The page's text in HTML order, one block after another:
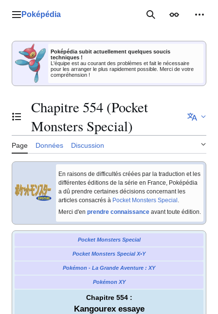
Menu principal
Poképédia RechercherApparence
Poképédia subit actuellement quelques soucis
techniques !
L'équipe est au courant des problèmes et fait le nécessaire
pour les arranger le plus rapidement possible. Merci de votre
compréhension !
Basculer la table des matières
Chapitre 554 (Pocket
Monsters Special)
Page Données Discussion
En raisons de difficultés créées par la traduction et les
différentes éditions de la série en France, Poképédia
a dû prendre certaines décisions concernant les
articles consacrés à Pocket Monsters Special.
Merci d'en prendre connaissance avant toute édition.
Pocket Monsters Special
Pocket Monsters Special X•Y
Pokémon - La Grande Aventure : XY
Pokémon XY
Chapitre 554 :
Kangourex essaye